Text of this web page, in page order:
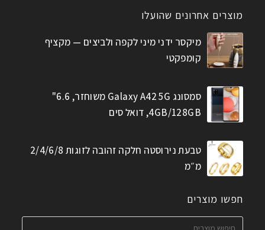
מוצרים אחרונים שהועלו
מיקסר ידני מיני לקפה ולביצים — מקציף
קומפקטי
סמסונג Galaxy A42 5G משוחזר, 6.6"
4GB/128GB, דואל סים
טבעת נירוסטה חלקה זהובה לזוגות 2/4/6/8
מ״מ
חפשו מוצרים